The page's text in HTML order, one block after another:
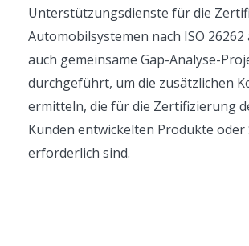
Unterstützungsdienste für die
Automobilsystemen nach ISO 26262
auch gemeinsame Gap-Analyse-
durchgeführt, um die zusätzlichen
ermitteln, die für die Zertifizierung
Kunden entwickelten Produkte oder
erforderlich sind.